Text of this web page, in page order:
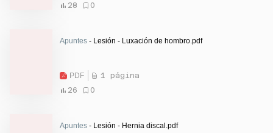
28
0
Apuntes - Lesión - Luxación de hombro.pdf
PDF
1 página
26
0
Apuntes - Lesión - Hernia discal.pdf